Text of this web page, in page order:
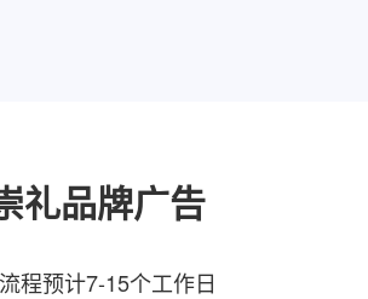
礼品牌广告
程预计7-15个工作日